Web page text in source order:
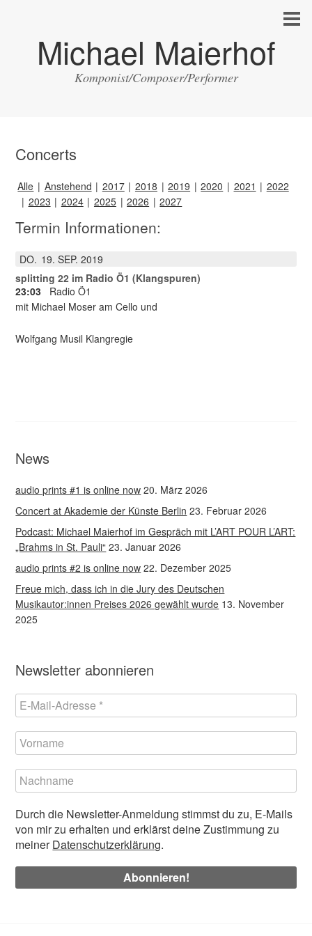
Michael Maierhof
Komponist/Composer/Performer
Concerts
Alle Anstehend 2017 2018 2019 2020 2021
2022
2023
2024 2025 2026 2027
Termin Informationen:
DO. 19 SEP. 2019
splitting 22 im Radio Ö1 (Klangspuren)
23:03
Radio Ö1
mit Michael Moser am Cello und
Wolfgang Musil Klangregie
News
audio prints #1 is online now 20. März 2026
Concert at Akademie der Künste Berlin 23. Februar 2026
Podcast: Michael Maierhof im Gespräch mit L’ART POUR L’ART:
„Brahms in St. Pauli“ 23. Januar 2026
audio prints #2 is online now 22. Dezember 2025
Freue mich, dass ich in die Jury des Deutschen
Musikautor:innen Preises 2026 gewählt wurde 13. November
2025
Newsletter abonnieren
Durch die Newsletter-Anmeldung stimmst du zu, E-Mails
von mir zu erhalten und erklärst deine Zustimmung zu
meinerDatenschutzerklärung.